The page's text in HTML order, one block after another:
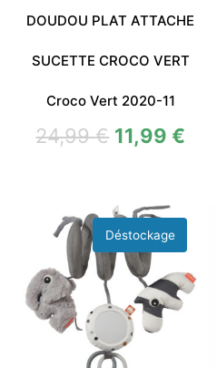
DOUDOU PLAT ATTACHE
SUCETTE CROCO VERT
Croco Vert 2020-11
24,99€ 11,99€